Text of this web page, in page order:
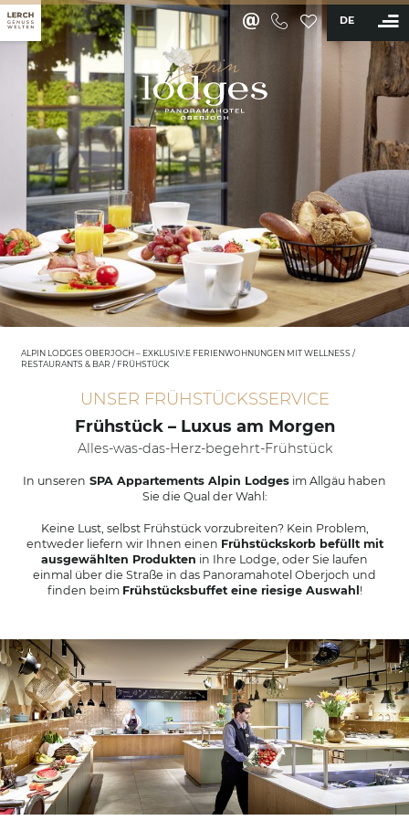
DE
BUCHEN
Ferienwohnungen & Appartements
Wellness & Aktiv
Restaurants & Bar
Kulinarikwochen - das Jahresprogramm
¾ Genusspension
Frühstück
Lunch & Sweets
Panoramarestaurant
Chaletrestaurant 1200 NN
Bar Freiluft
Bistro Wasserstrudel
Erlebnisse
Karriere
ALPIN LODGES OBERJOCH – EXKLUSIV:E FERIENWOHNUNGEN MIT WELLNESS /
RESTAURANTS & BAR /FRÜHSTÜCK
UNSER FRÜHSTÜCKSSERVICE
Frühstück – Luxus am Morgen
Alles-was-das-Herz-begehrt-Frühstück
In unseren SPA Appartements Alpin Lodges im Allgäu haben
Sie die Qual der Wahl:
Keine Lust, selbst Frühstück vorzubreiten? Kein Problem,
entweder liefern wir Ihnen einen Frühstückskorb befüllt mit
ausgewählten Produkten in Ihre Lodge, oder Sie laufen
einmal über die Straße in das Panoramahotel Oberjoch und
finden beim Frühstücksbuffet eine riesige Auswahl !